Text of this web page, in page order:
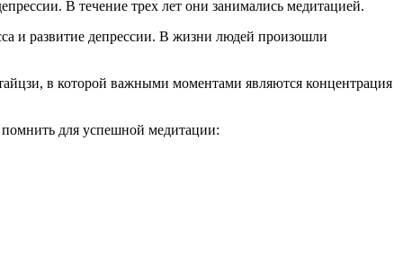
В течение трех лет они занимались медитацией.
и развитие депрессии. В жизни людей произошли
в которой важными моментами являются концентрация
для успешной медитации: